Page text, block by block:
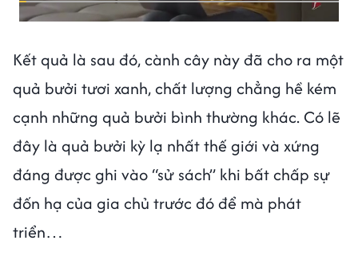
Kết quả là sau đó, cành cây này đã cho ra một
quả bưởi tươi xanh, chất lượng chẳng hề kém
cạnh những quả bưởi bình thường khác. Có lẽ
đây là quả bưởi kỳ lạ nhất thế giới và xứng
đáng được ghi vào “sử sách” khi bất chấp sự
đốn hạ của gia chủ trước đó để mà phát
triển…